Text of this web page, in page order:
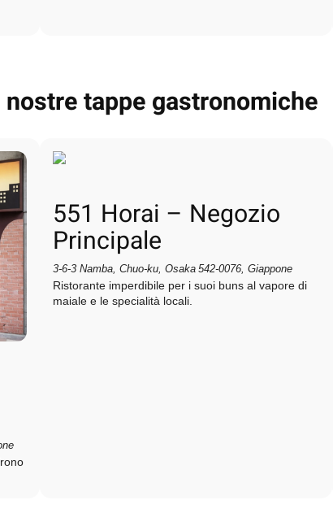
nostre tappe gastronomiche
551 Horai – Negozio
Principale
3‑6‑3 Namba, Chuo‑ku, Osaka 542‑0076, Giappone
Ristorante imperdibile per i suoi buns al vapore di
maiale e le specialità locali.